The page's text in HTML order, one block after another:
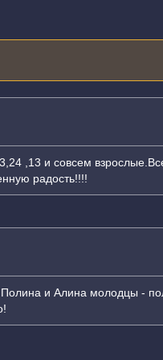
,13 и совсем
радость!!!!
и Алина молодцы -